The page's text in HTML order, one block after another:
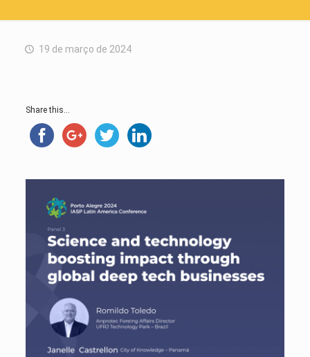
19 de março de 2024
Share this...